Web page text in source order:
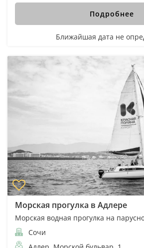
Подробнее
Ближайшая дата не
Морская прогулка в Адлере
Морская водная прогулка на
Сочи